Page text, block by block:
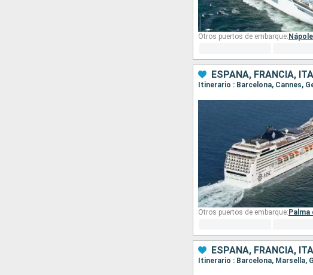
Otros puertos de embarque:
ESPAÑA, FRANCIA,
Itinerario : Barcelona, Cannes,
Otros puertos de embarque: Palma
ESPAÑA, FRANCIA,
Itinerario : Barcelona, Marsella,